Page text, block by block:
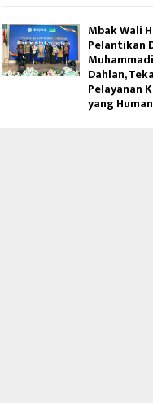
Mbak Wali
Pelantikan
Dahlan,
Pelayanan
yang